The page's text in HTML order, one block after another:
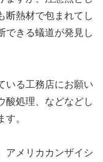
断熱材で包まれてし
できる蟻道が発見し
いる工務店にお願い
酸処理、などなどし
。
アメリカカンザイシ